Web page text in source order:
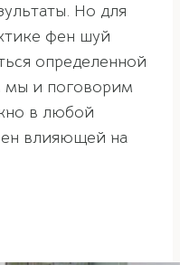
Но для
фен шуй
определенной
и поговорим
в любой
влияющей на